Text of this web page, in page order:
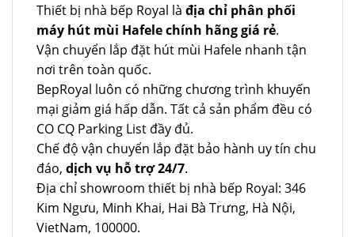
Thiết bị nhà bếp Royal là địa chỉ phân phối
máy hút mùi Hafele chính hãng giá rẻ.
Vận chuyển lắp đặt hút mùi Hafele nhanh tận
nơi trên toàn quốc.
BepRoyal luôn có những chương trình khuyến
mại giảm giá hấp dẫn. Tất cả sản phẩm đều có
CO CQ Parking List đầy đủ.
Chế độ vận chuyển lắp đặt bảo hành uy tín chu
đáo, dịch vụ hỗ trợ 24/7.
Địa chỉ showroom thiết bị nhà bếp Royal: 346
Kim Ngưu, Minh Khai, Hai Bà Trưng, Hà Nội,
VietNam, 100000.